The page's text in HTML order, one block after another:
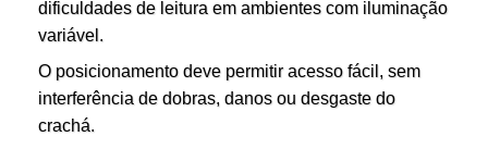
dificuldades de leitura em ambientes com iluminação
variável.
O posicionamento deve permitir acesso fácil, sem
interferência de dobras, danos ou desgaste do
crachá.